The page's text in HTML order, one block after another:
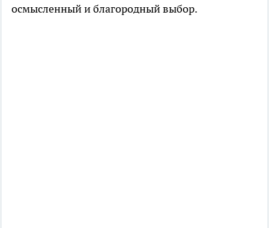
осмысленный и благородный выбор.